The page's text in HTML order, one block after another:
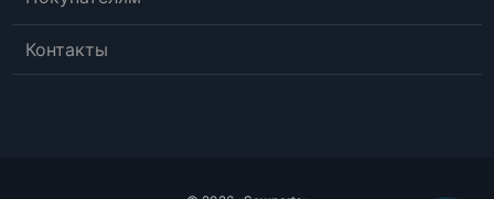
Контакты